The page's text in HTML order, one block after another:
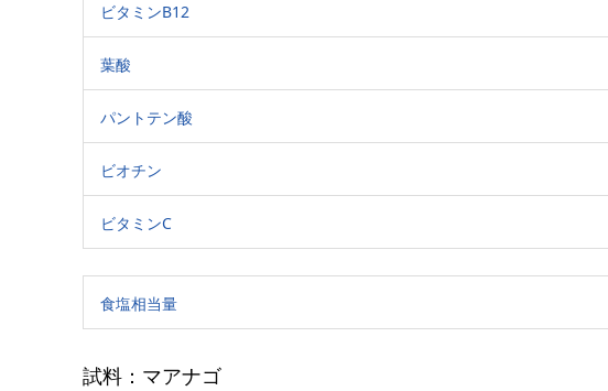
ビタミンB12
葉酸
パントテン酸
ビオチン
ビタミンC
食塩相当量
試料：マアナゴ